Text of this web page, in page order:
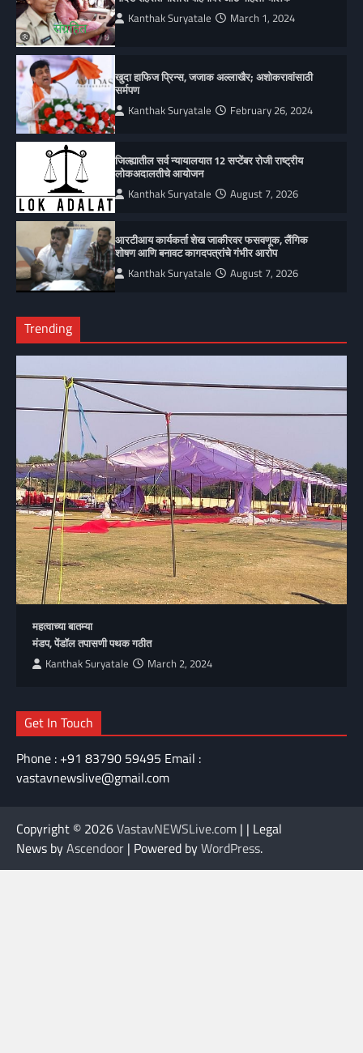
Kanthak Suryatale March 1, 2024
खुदा हाफिज प्रिन्स, जजाक अल्लाखैर; अशोकरावांसाठी
सर्मपण
Kanthak Suryatale February 26, 2024
जिल्ह्यातील सर्व न्यायालयात 12 सप्टेंबर रोजी राष्ट्रीय
लोकअदालतीचे आयोजन
Kanthak Suryatale August 7, 2026
आरटीआय कार्यकर्ता शेख जाकीरवर फसवणूक, लैंगिक
शोषण आणि बनावट कागदपत्रांचे गंभीर आरोप
Kanthak Suryatale August 7, 2026
Trending
महत्वाच्या बातम्या
मंडप, पेंडॉल तपासणी पथक गठीत
Kanthak Suryatale March 2, 2024
Get In Touch
Phone : +91 83790 59495 Email :
vastavnewslive@gmail.com
Copyright © 2026VastavNEWSLive.com | | Legal
News byAscendoor | Powered byWordPress.